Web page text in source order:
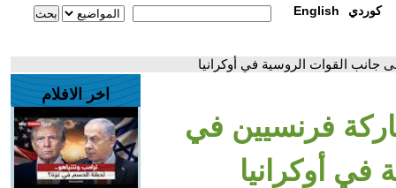
English كوردي
القوات الروسية في أوكرانيا
فرنسيين في
في أوكرانيا
اخر الافلام